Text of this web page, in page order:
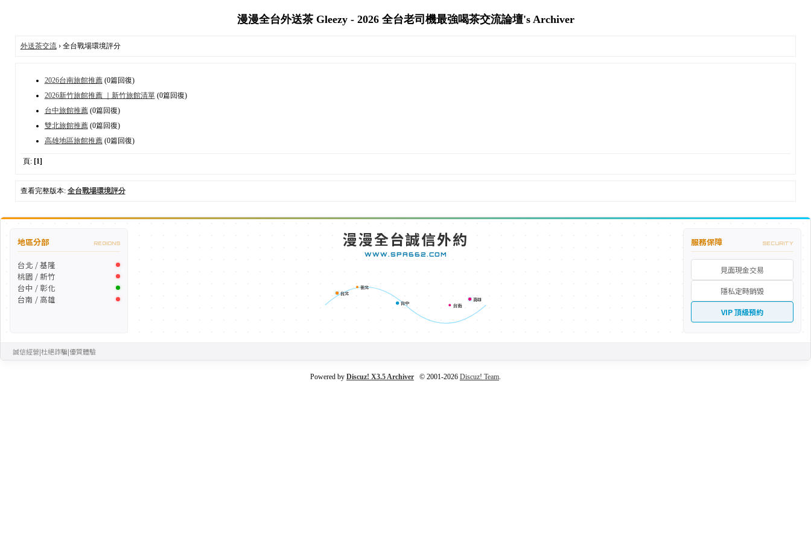
漫漫全台外送茶 Gleezy - 2026 全台老司機最強喝茶交流論壇's Archiver
外送茶交流› 全台戰場環境評分
2026台南旅館推薦(0篇回復)
2026新竹旅館推薦 ｜新竹旅館清單(0篇回復)
台中旅館推薦(0篇回復)
雙北旅館推薦(0篇回復)
高雄地區旅館推薦(0篇回復)
頁: [1]
查看完整版本: 全台戰場環境評分
地區分部 REGIONS
台北 / 基隆
桃園 / 新竹
台中 / 彰化
台南 / 高雄
漫漫全台誠信外約
WWW.SPA662.COM
台北
新北
台中 台南
高雄
服務保障 SECURITY
見面現金交易
隱私定時銷毀
VIP 頂級預約
誠信經營|杜絕詐騙|優質體驗
Powered by Discuz! X3.5 Archiver © 2001-2026 Discuz! Team.